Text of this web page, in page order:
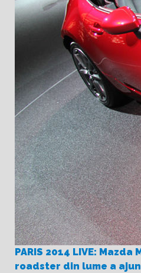
PARIS 2014 LIVE:
roadster din lume a